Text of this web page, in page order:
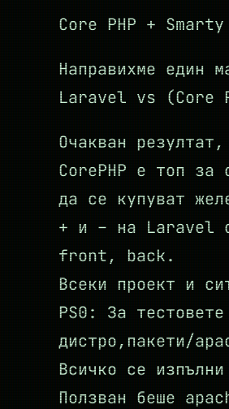
Core PHP +
Направихме един
Laravel vs (Core
Очакван
CorePHP е топ за
да се купуват
+ и – на Laravel
front, back.
Всеки проект и
PS0: За
дистро,пакети/
Всичко се
Ползван беше